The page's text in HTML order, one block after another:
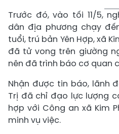
Trước đó, vào tối 11/5,
dân địa phương chạy
tuổi, trú bản Yên Hợp, xã
đã tử vong trên giường
nên đã trình báo cơ quan
Nhận được tin báo, lãnh
Trị đã chỉ đạo lực lượng
hợp với Công an xã Kim
minh vụ việc.